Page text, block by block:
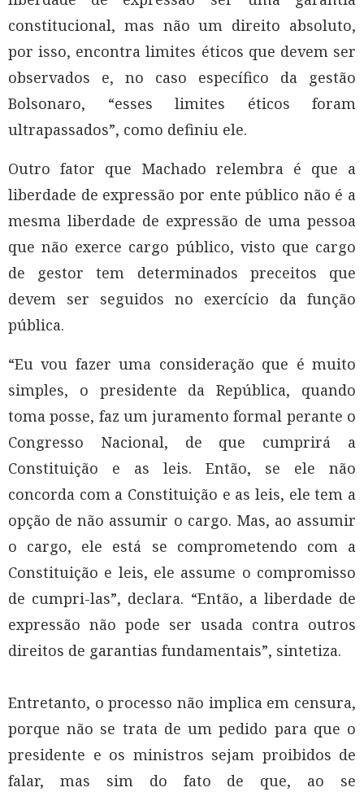
constitucional, mas não um direito absoluto,
por isso, encontra limites éticos que devem ser
observados e, no caso específico da gestão
Bolsonaro, “esses limites éticos foram
ultrapassados”, como definiu ele.
Outro fator que Machado relembra é que a
liberdade de expressão por ente público não é a
mesma liberdade de expressão de uma pessoa
que não exerce cargo público, visto que cargo
de gestor tem determinados preceitos que
devem ser seguidos no exercício da função
pública.
“Eu vou fazer uma consideração que é muito
simples, o presidente da República, quando
toma posse, faz um juramento formal perante o
Congresso Nacional, de que cumprirá a
Constituição e as leis. Então, se ele não
concorda com a Constituição e as leis, ele tem a
opção de não assumir o cargo. Mas, ao assumir
o cargo, ele está se comprometendo com a
Constituição e leis, ele assume o compromisso
de cumpri-las”, declara. “Então, a liberdade de
expressão não pode ser usada contra outros
direitos de garantias fundamentais”, sintetiza.
Entretanto, o processo não implica em censura,
porque não se trata de um pedido para que o
presidente e os ministros sejam proibidos de
falar, mas sim do fato de que, ao se